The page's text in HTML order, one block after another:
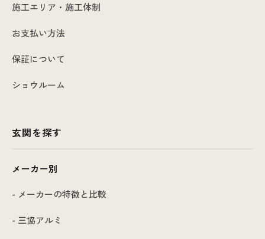
施工エリア・施工体制
お支払い方法
保証について
ショウルーム
玄関を探す
メーカー別
- メーカーの特徴と比較
- 三協アルミ